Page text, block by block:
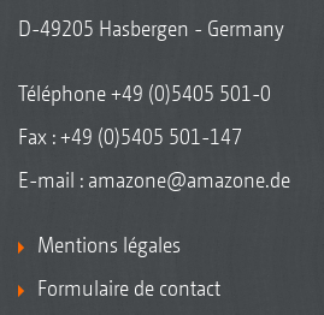
D-49205 Hasbergen - Germany
Téléphone+49 (0)5405 501-0
Fax : +49 (0)5405 501-147
E-mail : amazone@amazone.de
Mentions légales
Formulaire de contact